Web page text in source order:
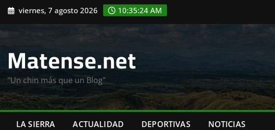
Saltar
contenido
viernes, 7 agosto 2026 10:35:26 AM
Matense.net
"Un chin más que un Blog"
LA SIERRA ACTUALIDAD DEPORTIVAS NOTICIAS